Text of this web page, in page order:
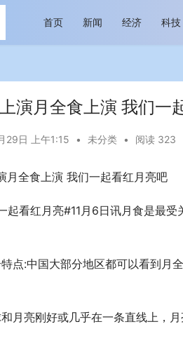
首页 新闻 经济 科技
演月全食上演 我们一
29日 上午1:15 • 未分类 • 阅读 323
月全食上演 我们一起看红月亮吧
起看红月亮#11月6日讯月食是最
点:中国大部分地区都可以看到月
月亮刚好或几乎在一条直线上，月
风之旅即日
今年旅游市场进入恢复